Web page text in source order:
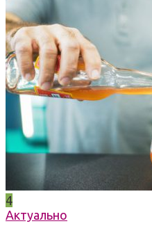
4
Актуально